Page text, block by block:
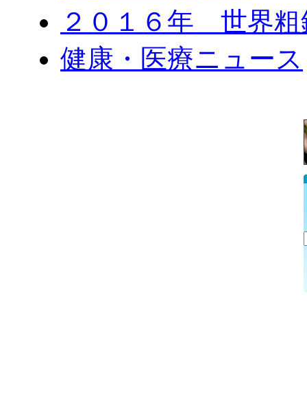
２０１６年 世界粗
健康・医療ニュース